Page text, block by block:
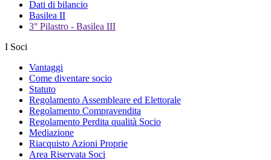
Dati di bilancio
Basilea II
3° Pilastro - Basilea III
I Soci
Vantaggi
Come diventare socio
Statuto
Regolamento Assembleare ed Elettorale
Regolamento Compravendita
Regolamento Perdita qualità Socio
Mediazione
Riacquisto Azioni Proprie
Area Riservata Soci